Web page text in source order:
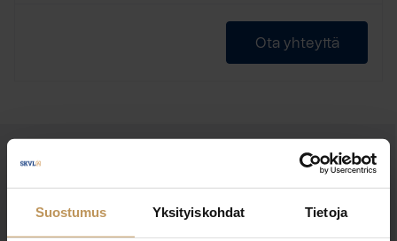
Suostumus Yksityiskohdat Tietoja
Ota yhteyttä
Miten voin auttaa
asuntoasioissa?